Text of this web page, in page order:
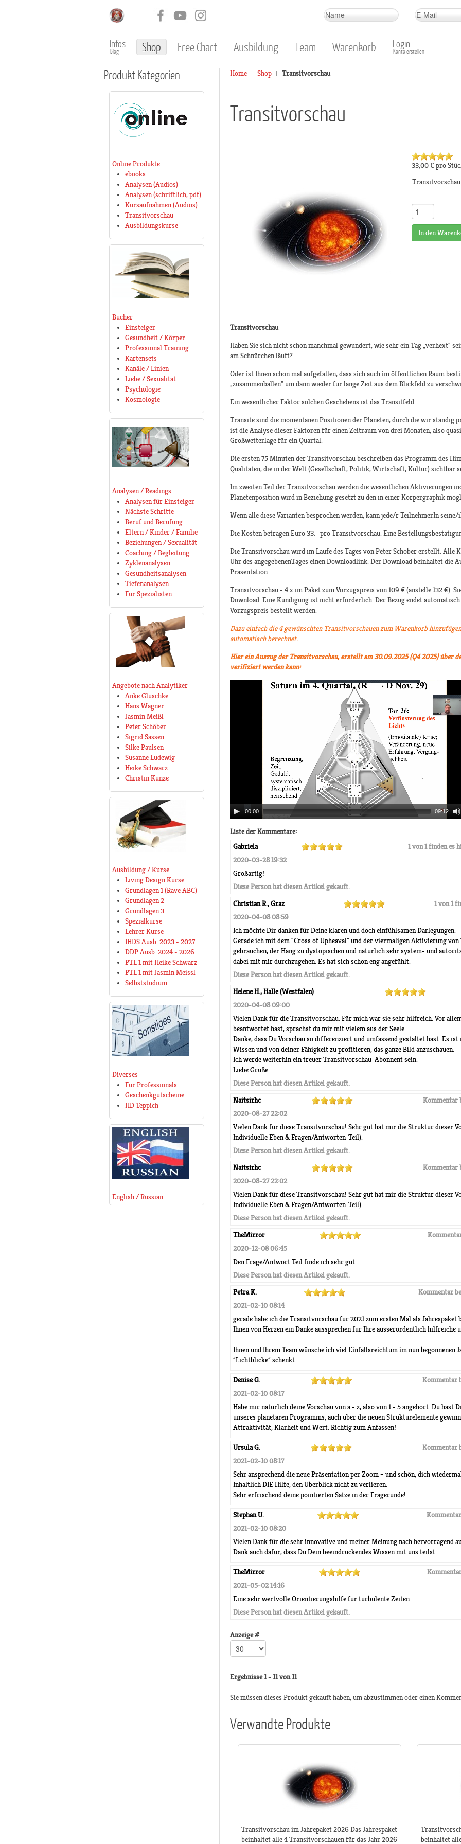
Infos
Blog Shop Free Chart Ausbildung Team Warenkorb Login
Konto erstellen
Home Shop Transitvorschau
Transitvorschau
33,00 € pro
Transitvorschau
In den
Transitvorschau
Haben Sie sich nicht schon manchmal gewundert, wie sehr ein Tag „verhext"
am Schnürchen läuft?
Oder ist Ihnen schon mal aufgefallen, dass sich auch im öffentlichen Raum
„zusammenballen" um dann wieder für lange Zeit aus dem Blickfeld zu
Ein wesentlicher Faktor solchen Geschehens ist das Transitfeld.
Transite sind die momentanen Positionen der Planeten, durch die wir ständig
ist die Analyse dieser Faktoren für einen Zeitraum von drei Monaten, also
Großwetterlage für ein Quartal.
Die ersten 75 Minuten der Transitvorschau beschreiben das Programm des
Qualitäten, die in der Welt (Gesellschaft, Politik, Wirtschaft, Kultur) sichtbar
Im zweiten Teil der Transitvorschau werden die wesentlichen Aktivierungen
Planetenposition wird in Beziehung gesetzt zu den in einer Körpergraphik
Wenn alle diese Varianten besprochen werden, kann jede/r TeilnehmerIn
Die Kosten betragen Euro 33.- pro Transitvorschau. Eine
Die Transitvorschau wird im Laufe des Tages von Peter Schöber erstellt. Alle
Uhr des angegebenenTages einen Downloadlink. Der Download beinhaltet die
Präsentation.
Transitvorschau - 4 x im Paket zum Vorzugspreis von 109 € (anstelle 132 €).
Download. Eine Kündigung ist nicht erforderlich. Der Bezug endet
Vorzugspreis bestellt werden.
Dazu einfach die 4 gewünschten Transitvorschauen zum Warenkorb
automatisch berechnet.
Hier ein Auszug der Transitvorschau, erstellt am 30.09.2025 (Q4 2025) über
verifiziert werden kann:
00:00 09:12
Liste der Kommentare:
Gabriela
1 von 1 finden es
2020-03-28 19:32
Großartig!
Diese Person hat diesen Artikel gekauft.
Christian R., Graz
1 von 1
2020-04-08 08:59
Ich möchte Dir danken für Deine klaren und doch einfühlsamen Darlegungen.
Gerade ich mit dem "Cross of Upheaval" und der viermaligen Aktivierung
gebrauchen, der Hang zu dystopischen und natürlich sehr system- und
dabei mit mir durchzugehen. Es hat sich schon eng angefühlt.
Diese Person hat diesen Artikel gekauft.
Helene H., Halle (Westfalen)
2020-04-08 09:00
Vielen Dank für die Transitvorschau. Für mich war sie sehr hilfreich. Vor
beantwortet hast, sprachst du mir mit vielem aus der Seele.
Danke, dass Du Vorschau so differenziert und umfassend gestaltet hast. Es
Wissen und von deiner Fähigkeit zu profitieren, das ganze Bild anzuschauen.
Ich werde weiterhin ein treuer Transitvorschau-Abonnent sein.
Liebe Grüße
Diese Person hat diesen Artikel gekauft.
Naitsirhc
Kommentar
2020-08-27 22:02
Vielen Dank für diese Transitvorschau! Sehr gut hat mir die Struktur dieser
Individuelle Eben & Fragen/Antworten-Teil).
Diese Person hat diesen Artikel gekauft.
Naitsirhc
Kommentar
2020-08-27 22:02
Vielen Dank für diese Transitvorschau! Sehr gut hat mir die Struktur dieser
Individuelle Eben & Fragen/Antworten-Teil).
Diese Person hat diesen Artikel gekauft.
TheMirror
2020-12-08 06:45
Den Frage/Antwort Teil finde ich sehr gut
Diese Person hat diesen Artikel gekauft.
Petra K.
Kommentar
2021-02-10 08:14
gerade habe ich die Transitvorschau für 2021 zum ersten Mal als
Ihnen von Herzen ein Danke aussprechen für Ihre ausserordentlich
Ihnen und Ihrem Team wünsche ich viel Einfallsreichtum im nun begonnenen
“Lichtblicke“ schenkt.
Denise G.
Kommentar
2021-02-10 08:17
Habe mir natürlich deine Vorschau von a - z, also von 1 - 5 angehört. Du hast
unseres planetaren Programms, auch über die neuen Strukturelemente
Attraktivität, Klarheit und Wert. Richtig zum Anfassen!
Ursula G.
Kommentar
2021-02-10 08:17
Sehr ansprechend die neue Präsentation per Zoom – und schön, dich
Inhaltlich DIE Hilfe, den Überblick nicht zu verlieren.
Sehr erfrischend deine pointierten Sätze in der Fragerunde!
Stephan U.
2021-02-10 08:20
Vielen Dank für die sehr innovative und meiner Meinung nach hervorragend
Dank auch dafür, dass Du Dein beeindruckendes Wissen mit uns teilst.
TheMirror
2021-05-02 14:16
Eine sehr wertvolle Orientierungshilfe für turbulente Zeiten.
Diese Person hat diesen Artikel gekauft.
Anzeige #
Ergebnisse 1 - 11 von 11
Sie müssen dieses Produkt gekauft haben, um abzustimmen oder einen
Verwandte Produkte
Transitvorschau im Jahrepaket 2026 Das Jahrespaket
beinhaltet alle 4 Transitvorschauen für das Jahr 2026
beinhaltet
ProduktKategorien
Online Produkte
ebooks
Analysen (Audios)
Analysen (schriftlich, pdf)
Kursaufnahmen (Audios)
Transitvorschau
Ausbildungskurse
Bücher
Einsteiger
Gesundheit / Körper
Professional Training
Kartensets
Kanäle / Linien
Liebe / Sexualität
Psychologie
Kosmologie
Analysen / Readings
Analysen für Einsteiger
Nächste Schritte
Beruf und Berufung
Eltern / Kinder / Familie
Beziehungen / Sexualität
Coaching / Begleitung
Zyklenanalysen
Gesundheitsanalysen
Tiefenanalysen
Für Spezialisten
Angebote nach Analytiker
Anke Gluschke
Hans Wagner
Jasmin Meißl
Peter Schöber
Sigrid Sassen
Silke Paulsen
Susanne Ludewig
Heike Schwarz
Christin Kunze
Ausbildung / Kurse
Living Design Kurse
Grundlagen 1 (Rave ABC)
Grundlagen 2
Grundlagen 3
Spezialkurse
Lehrer Kurse
IHDS Ausb. 2023 - 2027
DDP Ausb. 2024 - 2026
PTL 1 mit Heike Schwarz
PTL 1 mit Jasmin Meissl
Selbststudium
Diverses
Für Professionals
Geschenkgutscheine
HD Teppich
English / Russian